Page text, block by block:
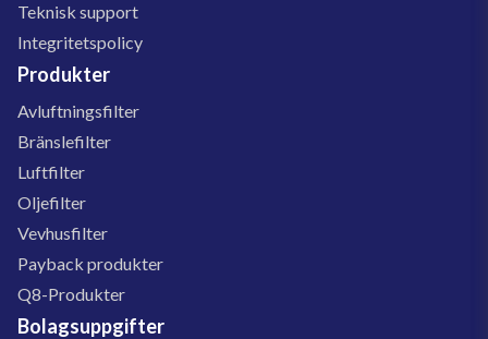
Teknisk support
Integritetspolicy
Produkter
Avluftningsfilter
Bränslefilter
Luftfilter
Oljefilter
Vevhusfilter
Payback produkter
Q8-Produkter
Bolagsuppgifter